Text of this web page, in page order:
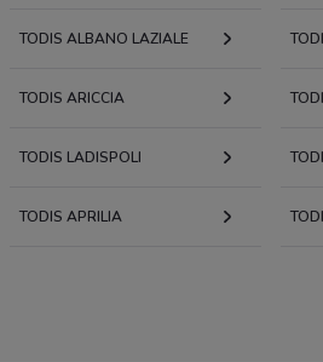
TODIS ALBANO LAZIALE
TODIS ARICCIA
TODIS LADISPOLI
TODIS APRILIA